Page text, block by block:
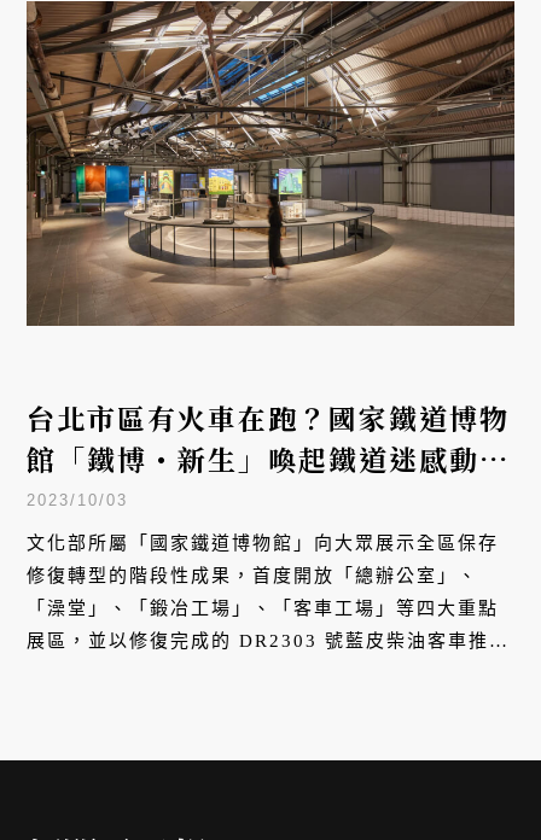
特色。
台北市區有火車在跑？國家鐵道博物
館「鐵博・新生」喚起鐵道迷感動記
憶
2023/10/03
文化部所屬「國家鐵道博物館」向大眾展示全區保存
修復轉型的階段性成果，首度開放「總辦公室」、
「澡堂」、「鍛冶工場」、「客車工場」等四大重點
展區，並以修復完成的 DR2303 號藍皮柴油客車推出